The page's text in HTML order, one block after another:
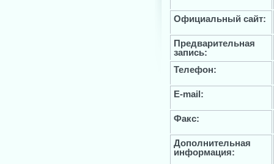
Официальный сайт:
Предварительная
запись:
Телефон:
E-mail:
Факс:
Дополнительная
информация: